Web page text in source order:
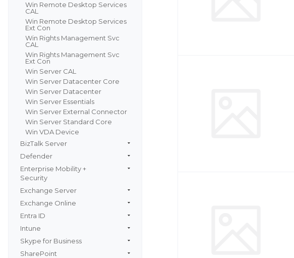
Win Remote Desktop Services
CAL
Win Remote Desktop Services
Ext Con
Win Rights Management Svc
CAL
Win Rights Management Svc
Ext Con
Win Server CAL
Win Server Datacenter Core
Win Server Datacenter
Win Server Essentials
Win Server External Connector
Win Server Standard Core
Win VDA Device
BizTalk Server
Defender
Enterprise Mobility +
Security
Exchange Server
Exchange Online
Entra ID
Intune
Skype for Business
SharePoint